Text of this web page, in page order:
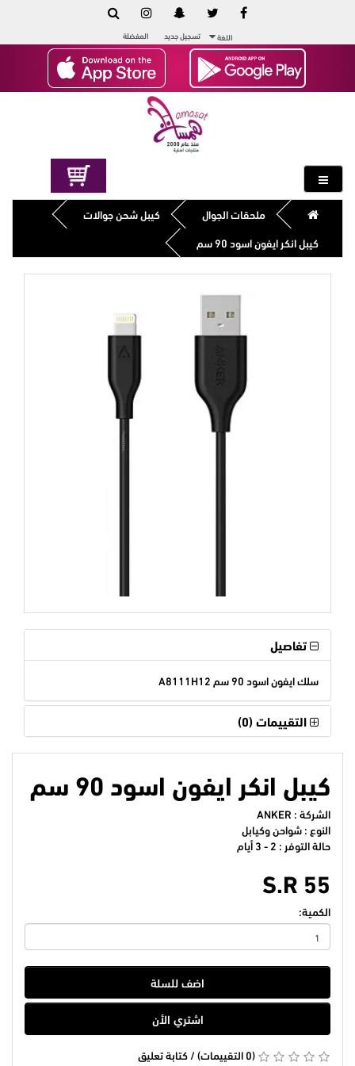
اللغة تسجيل جديد المفضلة
ملحقات الجوال
كيبل شحن جوالات
كيبل انكر ايفون اسود 90 سم
تفاصيل
سلك ايفون اسود 90 سم A8111H12
التقييمات (0)
كيبل انكر ايفون اسود 90 سم
الشركة : ANKER
النوع : شواحن وكيابل
حالة التوفر : 2 - 3 أيام
S.R 55
الكمية:
اضف للسلة
اشتري الأن
(0 التقييمات) /كتابة تعليق